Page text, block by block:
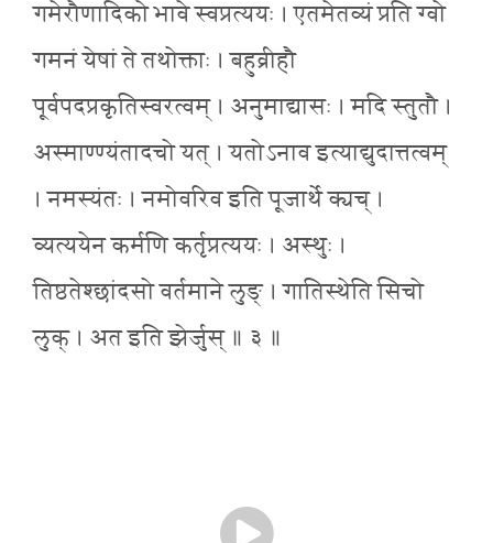
गमेरौणादिको भावे स्वप्रत्ययः । एतमेतव्यं प्रति ग्वो
गमनं येषां ते तथोक्ताः । बहुव्रीहौ
पूर्वपदप्रकृतिस्वरत्वम् । अनुमाद्यासः । मदि स्तुतौ ।
अस्माण्ण्यंतादचो यत् । यतोऽनाव इत्याद्युदात्तत्वम्
। नमस्यंतः । नमोवरिव इति पूजार्थे क्यच् ।
व्यत्ययेन कर्मणि कर्तृप्रत्ययः । अस्थुः ।
तिष्ठतेश्छांदसो वर्तमाने लुङ् । गातिस्थेति सिचो
लुक् । अत इति झेर्जुस् ॥ ३ ॥